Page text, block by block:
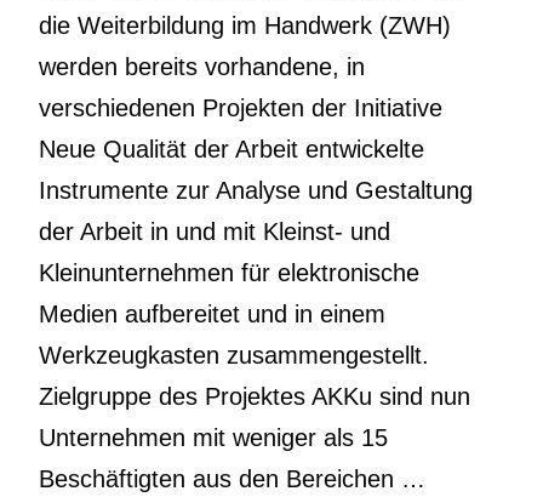
die Weiterbildung im Handwerk (ZWH)
werden bereits vorhandene, in
verschiedenen Projekten der Initiative
Neue Qualität der Arbeit entwickelte
Instrumente zur Analyse und Gestaltung
der Arbeit in und mit Kleinst- und
Kleinunternehmen für elektronische
Medien aufbereitet und in einem
Werkzeugkasten zusammengestellt.
Zielgruppe des Projektes AKKu sind nun
Unternehmen mit weniger als 15
Beschäftigten aus den Bereichen …